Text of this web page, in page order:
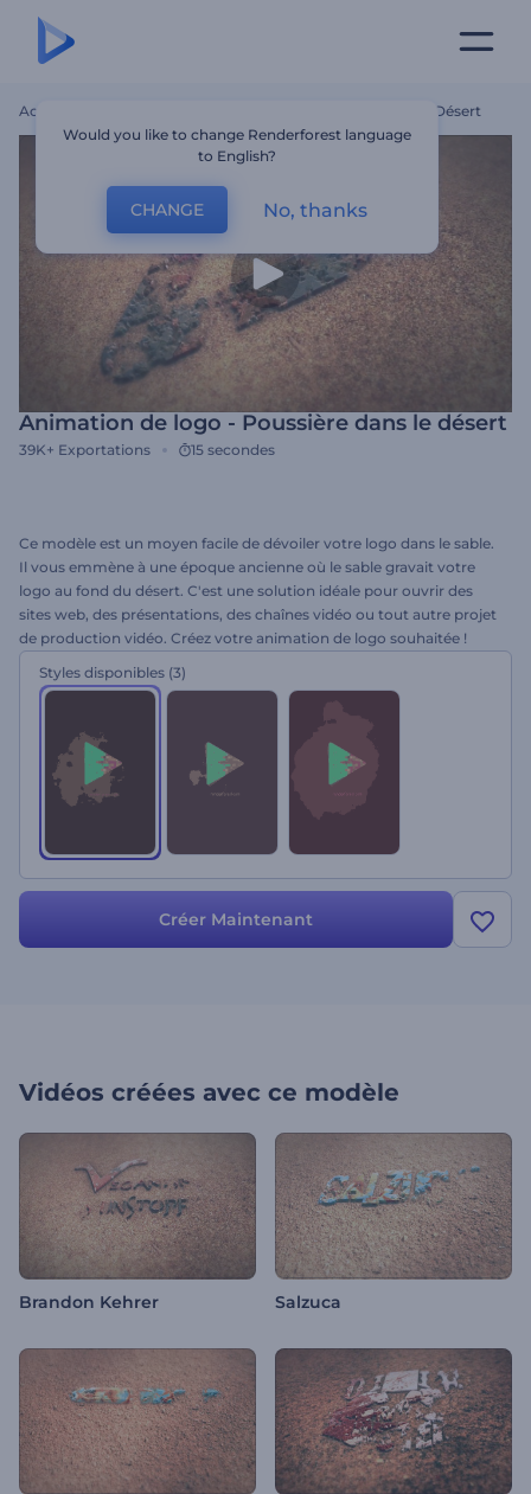
Accueil Animation De Logo - Poussière Dans Le Désert
Animation de logo - Poussière dans le désert
39K+ Exportations 15 secondes
Ce modèle est un moyen facile de dévoiler votre logo dans le sable.
Il vous emmène à une époque ancienne où le sable gravait votre
logo au fond du désert. C'est une solution idéale pour ouvrir des
sites web, des présentations, des chaînes vidéo ou tout autre projet
de production vidéo. Créez votre animation de logo souhaitée !
Styles disponibles (3)
Créer Maintenant
Vidéos créées avec ce modèle
Brandon Kehrer Salzuca
Would you like to change Renderforest language
to English?
CHANGE No, thanks